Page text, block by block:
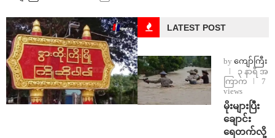
LATEST POST
by ကျော်ကြီး
၃ နာရီ အ
ကြာက
7
views
⁨မိုးများပြီး
ချောင်း
ရေတက်လို့